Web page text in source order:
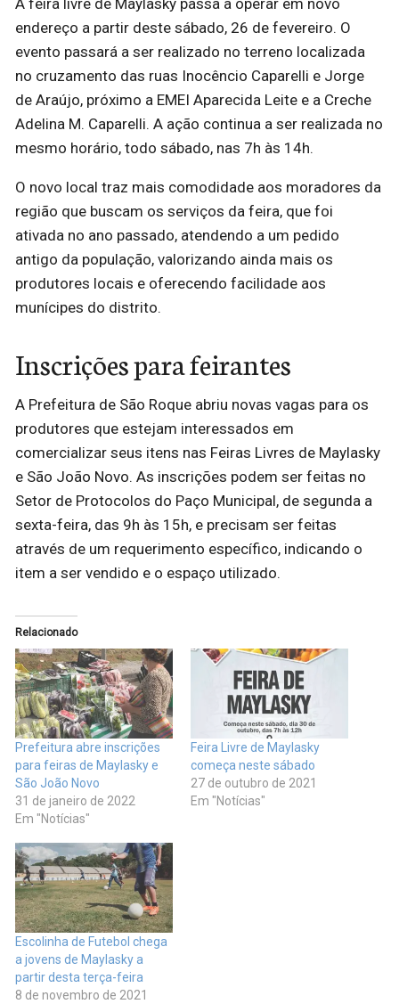
endereço a partir deste sábado, 26 de fevereiro. O
evento passará a ser realizado no terreno localizada
no cruzamento das ruas Inocêncio Caparelli e Jorge
de Araújo, próximo a EMEI Aparecida Leite e a Creche
Adelina M. Caparelli. A ação continua a ser realizada no
mesmo horário, todo sábado, nas 7h às 14h.
O novo local traz mais comodidade aos moradores da
região que buscam os serviços da feira, que foi
ativada no ano passado, atendendo a um pedido
antigo da população, valorizando ainda mais os
produtores locais e oferecendo facilidade aos
munícipes do distrito.
Inscrições para feirantes
A Prefeitura de São Roque abriu novas vagas para os
produtores que estejam interessados em
comercializar seus itens nas Feiras Livres de Maylasky
e São João Novo. As inscrições podem ser feitas no
Setor de Protocolos do Paço Municipal, de segunda a
sexta-feira, das 9h às 15h, e precisam ser feitas
através de um requerimento específico, indicando o
item a ser vendido e o espaço utilizado.
Relacionado
Prefeitura abre inscrições
para feiras de Maylasky e
São João Novo
31 de janeiro de 2022
Em "Notícias"
Feira Livre de Maylasky
começa neste sábado
27 de outubro de 2021
Em "Notícias"
Escolinha de Futebol chega
a jovens de Maylasky a
partir desta terça-feira
8 de novembro de 2021